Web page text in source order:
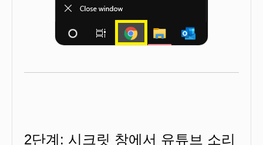
2단계: 시크릿 창에서 유튜브 소리